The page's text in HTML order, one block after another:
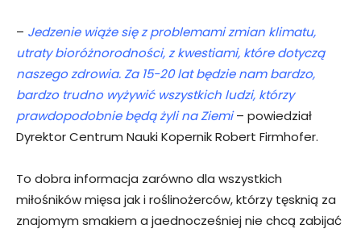
– Jedzenie wiąże się z problemami zmian klimatu,
utraty bioróżnorodności, z kwestiami, które dotyczą
naszego zdrowia. Za 15-20 lat będzie nam bardzo,
bardzo trudno wyżywić wszystkich ludzi, którzy
prawdopodobnie będą żyli na Ziemi – powiedział
Dyrektor Centrum Nauki Kopernik Robert Firmhofer.
To dobra informacja zarówno dla wszystkich
miłośników mięsa jak i roślinożerców, którzy tęsknią za
znajomym smakiem a jaednocześniej nie chcą zabijać